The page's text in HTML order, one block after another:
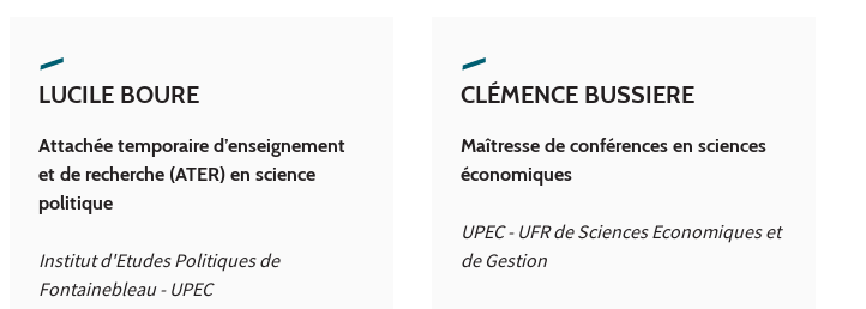
LUCILE BOURE
Attachée temporaire d’enseignement
et de recherche (ATER) en science
politique
Institut d'Etudes Politiques de
Fontainebleau - UPEC
CLÉMENCE BUSSIERE
Maîtresse de conférences en sciences
économiques
UPEC - UFR de Sciences Economiques et
de Gestion